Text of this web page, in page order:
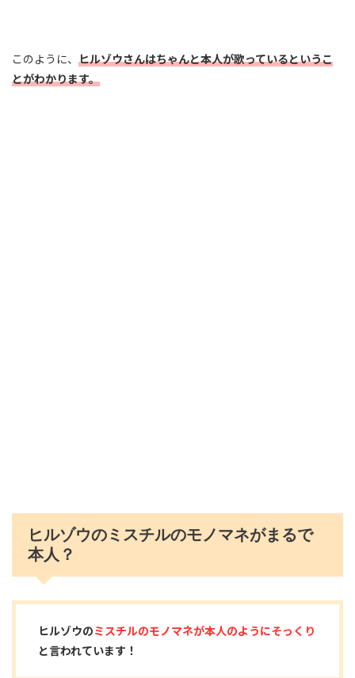
このように、 ヒルゾウさんはちゃんと本人が歌っているというこ
とがわかります。
ヒルゾウのミスチルのモノマネがまるで
本人？
ヒルゾウのミスチルのモノマネが本人のようにそっくり
と言われています！